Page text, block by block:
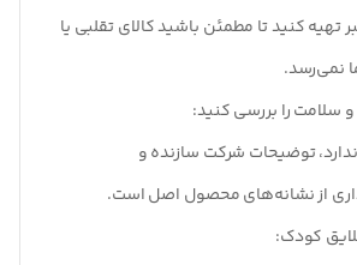
کنید تا مطمئن باشید کالای تقلبی یا
نمی‌رسد.
سلامت را بررسی کنید:
توضیحات شرکت سازنده و
از نشانه‌های محصول اصل است.
کودک: